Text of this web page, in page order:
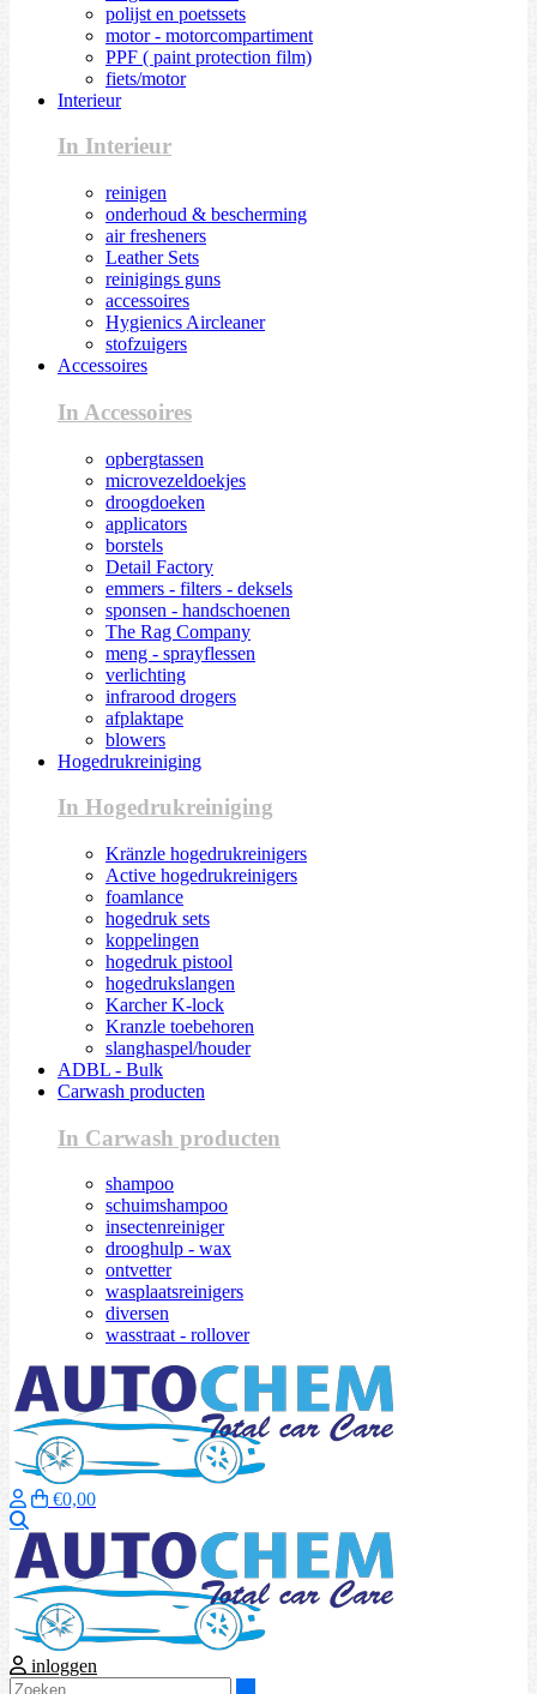
polijst en poetssets
motor - motorcompartiment
PPF ( paint protection film)
fiets/motor
Interieur
In Interieur
reinigen
onderhoud & bescherming
air fresheners
Leather Sets
reinigings guns
accessoires
Hygienics Aircleaner
stofzuigers
Accessoires
In Accessoires
opbergtassen
microvezeldoekjes
droogdoeken
applicators
borstels
Detail Factory
emmers - filters - deksels
sponsen - handschoenen
The Rag Company
meng - sprayflessen
verlichting
infrarood drogers
afplaktape
blowers
Hogedrukreiniging
In Hogedrukreiniging
Kränzle hogedrukreinigers
Active hogedrukreinigers
foamlance
hogedruk sets
koppelingen
hogedruk pistool
hogedrukslangen
Karcher K-lock
Kranzle toebehoren
slanghaspel/houder
ADBL - Bulk
Carwash producten
In Carwash producten
shampoo
schuimshampoo
insectenreiniger
drooghulp - wax
ontvetter
wasplaatsreinigers
diversen
wasstraat - rollover
€0,00
inloggen